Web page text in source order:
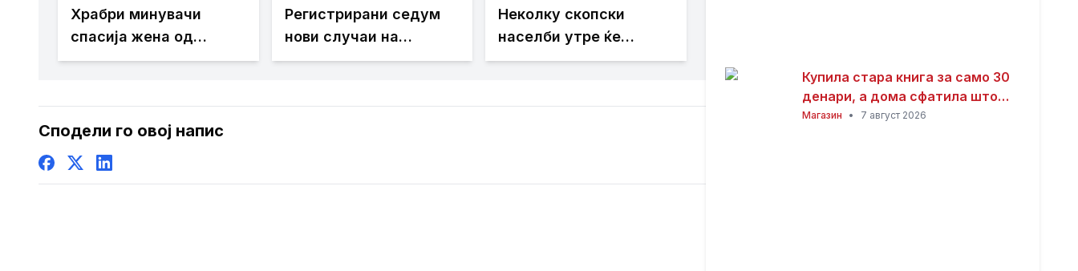
Храбри минувачи
спасија жена од
реката Вардар кај
Регистрирани седум
нови случаи на
Западнонилска треска
Неколку скопски
населби утре ќе
останат без струја
Сподели го овој напис
Купила стара книга за само 30
денари, а дома сфатила што
всушност пронашла: „Како да
Магазин • 7 август 2026